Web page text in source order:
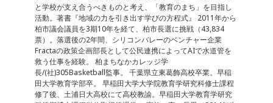
k
と学校が支え合うべきものと考え、「教育のまち」を目指し
活動。著書『地域の力を引き出す学びの方程式』 2011年から
柏市議会議員を3期10年を経て、柏市長選に挑戦（43,834
票）。落選後の2年間、シリコンバレーのベンチャー企業
Fractaの政策企画部長として公民連携によってAIで水道管を
救う仕事を経験。 柏まちなかカレッジ学
長/(社)305Basketball監事。 千葉県立東葛飾高校卒業。早稲
田大学教育学部卒。 早稲田大学大学院教育学研究科修士課程
修了後、土浦日大高校にて高校教諭。早稲田大学教育学研究